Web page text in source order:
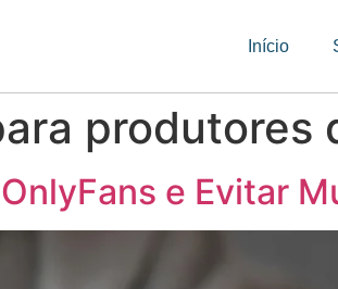
Início
produtores
e Evitar